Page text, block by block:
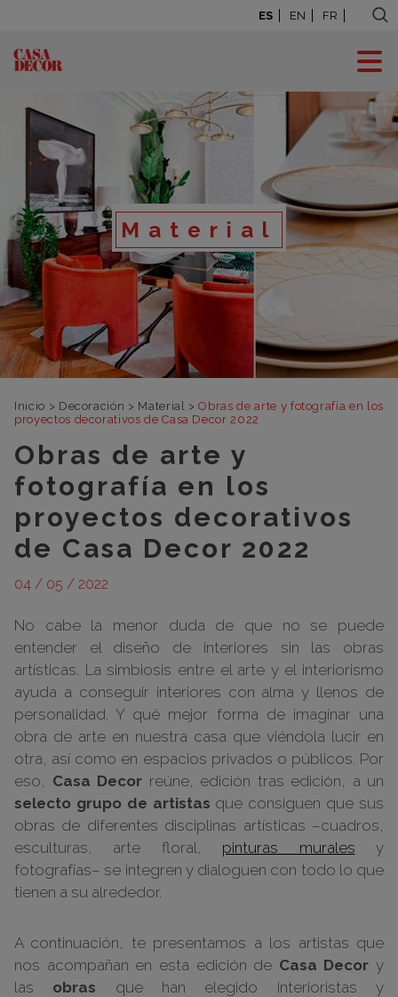
ES EN FR
Material
Inicio > Decoración > Material >Obras de arte y fotografía en los
proyectos decorativos de Casa Decor 2022
Obras de arte y
fotografía en los
proyectos decorativos
de Casa Decor 2022
04 / 05 / 2022
No cabe la menor duda de que no se puede
entender el diseño de interiores sin las obras
artísticas. La simbiosis entre el arte y el interiorismo
ayuda a conseguir interiores con alma y llenos de
personalidad. Y qué mejor forma de imaginar una
obra de arte en nuestra casa que viéndola lucir en
otra, así como en espacios privados o públicos. Por
eso, Casa Decor reúne, edición tras edición, a un
selecto grupo de artistas que consiguen que sus
obras de diferentes disciplinas artísticas –cuadros,
esculturas, arte floral, pinturas murales y
fotografías– se integren y dialoguen con todo lo que
tienen a su alrededor.
A continuación, te presentamos a los artistas que
nos acompañan en esta edición de Casa Decor y
las obras que han elegido interioristas y